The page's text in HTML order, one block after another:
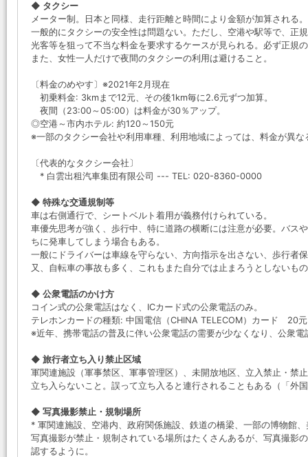
◆ タクシー
メーター制。日本と同様、走行距離と時間により金額が加算される。
一般的にタクシーの安全性は問題ない。ただし、空港や駅等で、正
光客等を狙って不当な料金を要求するケースが見られる。必ず正規
また、女性一人だけで夜間のタクシーの利用は避けること。
〔料金のめやす〕※2021年2月現在
初乗料金: 3kmまで12元、その後1km毎に2.6元ずつ加算。
夜間（23:00～05:00）は料金が30％アップ。
◎空港～市内ホテル: 約120～150元
※一部のタクシー会社や利用車種、利用地域によっては、料金が異な
〔代表的なタクシー会社〕
* 白雲出租汽車集団有限公司 --- TEL: 020-8360-0000
◆ 特殊な交通規制等
車は右側通行で、シートベルト着用が義務付けられている。
車優先思考が強く、歩行中、特に道路の横断には注意が必要。バス
ちに発車してしまう場合もある。
一般にドライバーは車線を守らない、方向指示を出さない、歩行者
又、自転車の事故も多く、これもまた自分では止まろうとしないも
◆ 公衆電話のかけ方
コイン式の公衆電話はなく、ICカード式の公衆電話のみ。
テレホンカードの種類: 中国電信（CHINA TELECOM）カード 20
※近年、携帯電話の普及に伴い公衆電話の需要が少なくなり、公衆
◆ 旅行者立ち入り禁止区域
軍関連施設（軍事禁区、軍事管理区）、未開放地区、立入禁止・禁
立ち入らないこと。誤って立ち入ると連行されることもある（「外
◆ 写真撮影禁止・規制場所
* 軍関連施設、空港内、政府関係施設、鉄道の橋梁、一部の博物館
写真撮影が禁止・規制されている場所はたくさんあるが、写真撮影
認するように。